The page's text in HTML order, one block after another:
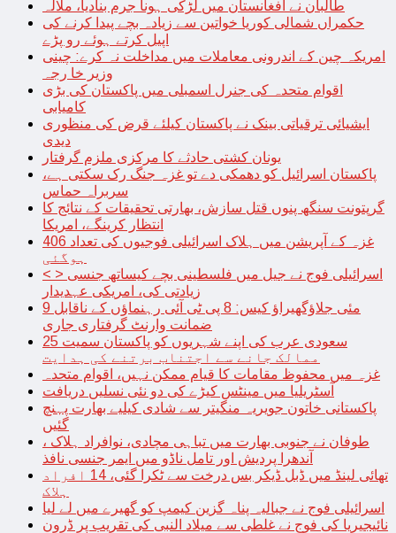
طالبان نے افغانستان میں لڑکی ہونا جرم بنادیا، ملالہ
حکمراں شمالی کوریا خواتین سے زیادہ بچے پیدا کرنے کی
اپیل کرتے ہوئے رو پڑے
امریکہ چین کے اندرونی معاملات میں مداخلت نہ کرے: چینی
وزیر خا رجہ
اقوام متحدہ کی جنرل اسمبلی میں پاکستان کی بڑی
کامیابی
ایشیائی ترقیاتی بینک نے پاکستان کیلئے قرض کی منظوری
دیدی
یونان کشتی حادثے کا مرکزی ملزم گرفتار
پاکستان اسرائیل کو دھمکی دے تو غزہ جنگ رک سکتی ہے،
سربراہ حماس
گرپتونت سنگھ پنوں قتل سازش، بھارتی تحقیقات کے نتائج کا
انتظار کرینگے، امریکا
غزہ کے آپریشن میں ہلاک اسرائیلی فوجیوں کی تعداد 406
ہوگئی
< > اسرائیلی فوج نے جیل میں فلسطینی بچے کیساتھ جنسی
زیادتی کی، امریکی عہدیدار
9 مئی جلاؤگھیراؤ کیس: 8 پی ٹی آئی رہنماؤں کے ناقابل
ضمانت وارنٹ گرفتاری جاری
سعودی عرب کی اپنے شہریوں کو پاکستان سمیت 25
ممالک جانے سے اجتناب برتنے کی ہدایت
غزہ میں محفوظ مقامات کا قیام ممکن نہیں، اقوام متحدہ
آسٹریلیا میں مینٹس کیڑے کی دو نئی نسلیں دریافت
پاکستانی خاتون جویریہ منگیتر سے شادی کیلیے بھارت پہنچ
گئیں
طوفان نے جنوبی بھارت میں تباہی مچادی، نوافراد ہلاک ،
آندھرا پردیش اور تامل ناڈو میں ایمر جنسی نافذ
تھائی لینڈ میں ڈبل ڈیکر بس درخت سے ٹکرا گئی، 14 افراد
ہلاک
اسرائیلی فوج نے جبالیہ پناہ گزین کیمپ کو گھیرے میں لے لیا
نائیجیریا کی فوج نے غلطی سے میلاد النبی کی تقریب پر ڈرون